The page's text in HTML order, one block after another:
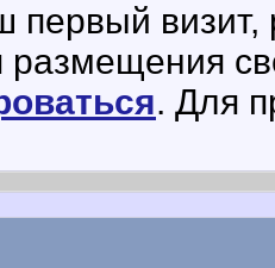
первый
. Для